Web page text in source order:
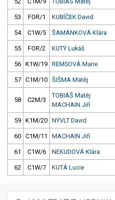
53 FOR/1 KUBÍČEK David
54 C1W/5 ŠAMÁNKOVÁ Klára
55 FOR/2 KUTÝ Lukáš
56 K1W/19 REMSOVÁ Marie
57 C1M/10 ŠIŠMA Matěj
58 C2M/3
TOBIÁŠ Matěj
MACHAIN Jiří
59 K1M/20 NÝVLT David
60 C1M/11 MACHAIN Jiří
61 C1W/6 NEKUDOVÁ Klára
62 C1W/7 KUTÁ Lucie